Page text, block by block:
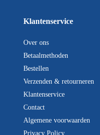
Klantenservice
Over ons
Betaalmethoden
Bestellen
Verzenden & retourneren
Klantenservice
Contact
Algemene voorwaarden